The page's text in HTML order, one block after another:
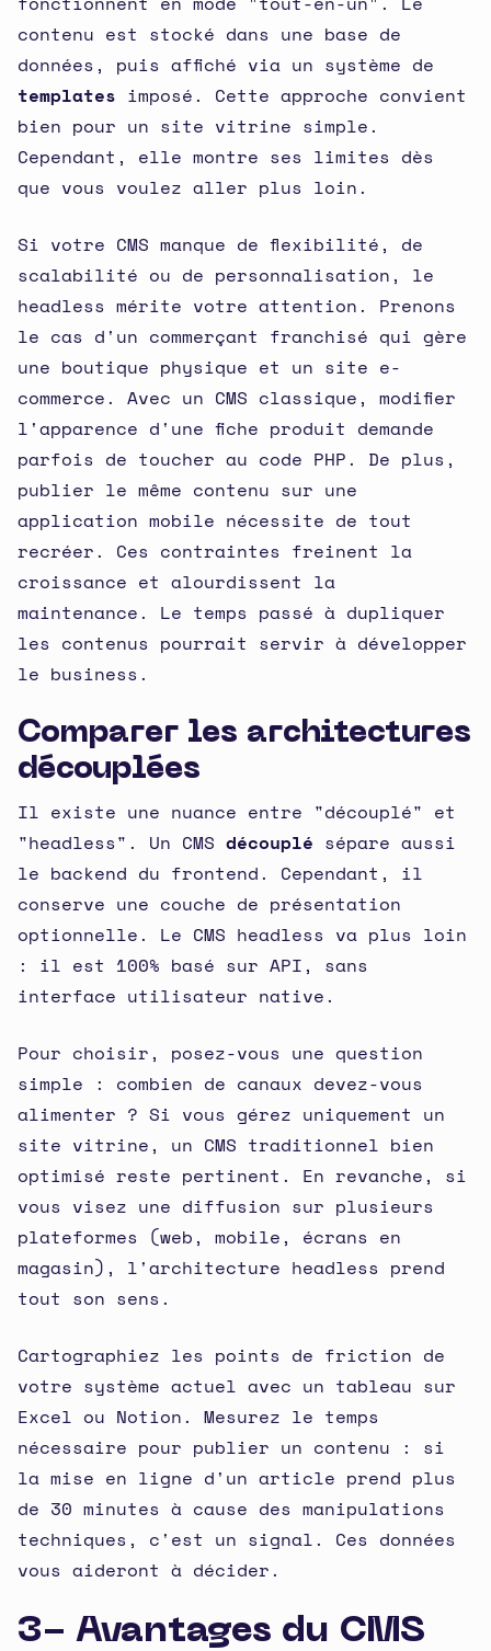
contenu est stocké dans une base de
données, puis affiché via un système de
templates imposé. Cette approche convient
bien pour un site vitrine simple.
Cependant, elle montre ses limites dès
que vous voulez aller plus loin.
Si votre CMS manque de flexibilité, de
scalabilité ou de personnalisation, le
headless mérite votre attention. Prenons
le cas d'un commerçant franchisé qui gère
une boutique physique et un site e-
commerce. Avec un CMS classique, modifier
l'apparence d'une fiche produit demande
parfois de toucher au code PHP. De plus,
publier le même contenu sur une
application mobile nécessite de tout
recréer. Ces contraintes freinent la
croissance et alourdissent la
maintenance. Le temps passé à dupliquer
les contenus pourrait servir à développer
le business.
Comparer les architectures
découplées
Il existe une nuance entre "découplé" et
"headless". Un CMS découplé sépare aussi
le backend du frontend. Cependant, il
conserve une couche de présentation
optionnelle. Le CMS headless va plus loin
: il est 100% basé sur API, sans
interface utilisateur native.
Pour choisir, posez-vous une question
simple : combien de canaux devez-vous
alimenter ? Si vous gérez uniquement un
site vitrine, un CMS traditionnel bien
optimisé reste pertinent. En revanche, si
vous visez une diffusion sur plusieurs
plateformes (web, mobile, écrans en
magasin), l'architecture headless prend
tout son sens.
Cartographiez les points de friction de
votre système actuel avec un tableau sur
Excel ou Notion. Mesurez le temps
nécessaire pour publier un contenu : si
la mise en ligne d'un article prend plus
de 30 minutes à cause des manipulations
techniques, c'est un signal. Ces données
vous aideront à décider.
3- Avantages du CMS